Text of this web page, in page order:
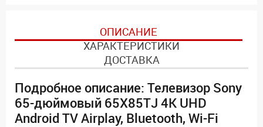
ОПИСАНИЕ
ХАРАКТЕРИСТИКИ
ДОСТАВКА
Подробное описание: Телевизор Sony
65-дюймовый 65X85TJ 4K UHD
Android TV Airplay, Bluetooth, Wi-Fi